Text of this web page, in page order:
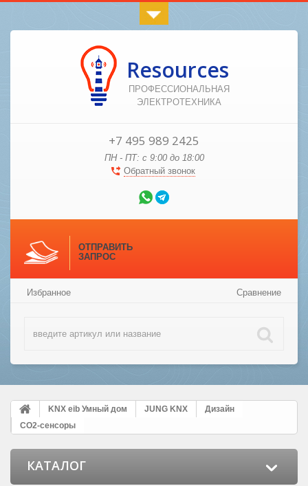
Resources
ПРОФЕССИОНАЛЬНАЯ
ЭЛЕКТРОТЕХНИКА
+7 495 989 2425
ПН - ПТ: с 9:00 до 18:00
Обратный звонок
ОТПРАВИТЬ
ЗАПРОС
Избранное Сравнение
KNX eib Умный дом JUNG KNX
Дизайн
CO2-сенсоры
КАТАЛОГ